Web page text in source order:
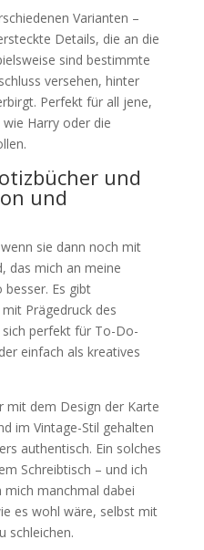
Varianten –
Details, die an die
sind bestimmte
versehen, hinter
Perfekt für all jene,
Harry oder die
und
und
sie dann noch mit
das mich an meine
Es gibt
Prägedruck des
perfekt für To-Do-
einfach als kreatives
mit dem Design der Karte
im Vintage-Stil gehalten
authentisch. Ein solches
Schreibtisch – und ich
mich manchmal dabei
es wohl wäre, selbst mit
schleichen.